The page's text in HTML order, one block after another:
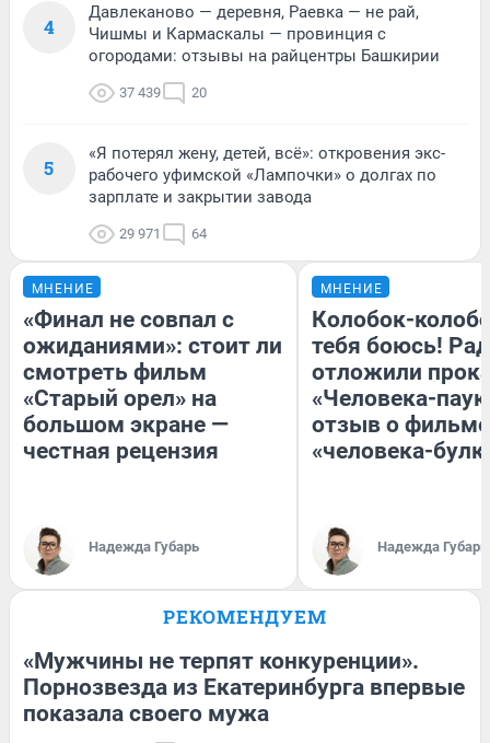
4
Давлеканово — деревня, Раевка — не рай,
Чишмы и Кармаскалы — провинция с
огородами: отзывы на райцентры Башкирии
37 439 20
5
«Я потерял жену, детей, всё»: откровения экс-
рабочего уфимской «Лампочки» о долгах по
зарплате и закрытии завода
29 971 64
МНЕНИЕ
«Финал не совпал с
ожиданиями»: стоит ли
смотреть фильм
«Старый орел» на
большом экране —
честная рецензия
Надежда Губарь
МНЕНИЕ
Колобок-
тебя боюсь!
отложили
«Человека-
отзыв о
«человека-
Надежда Губарь
РЕКОМЕНДУЕМ
«Мужчины не терпят конкуренции».
Порнозвезда из Екатеринбурга впервые
показала своего мужа